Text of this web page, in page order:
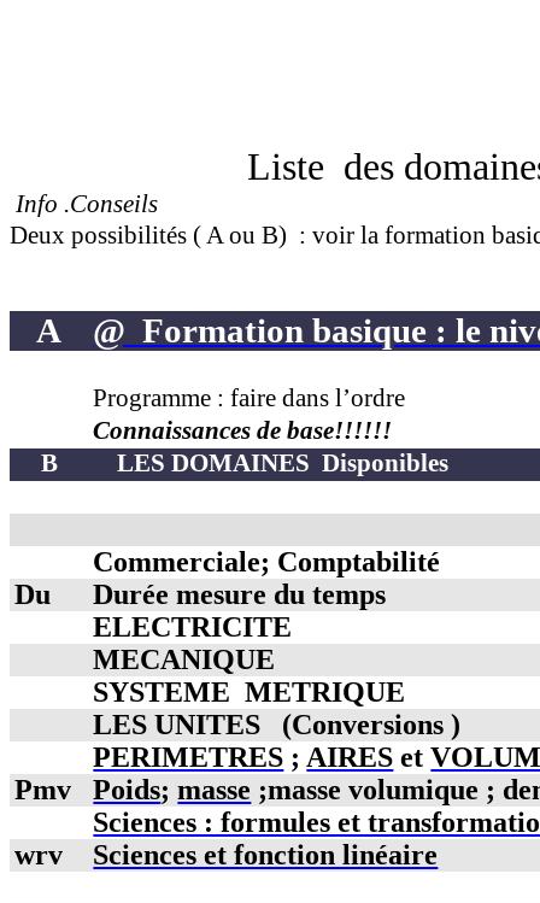
Liste des
Info .Conseils
Deux possibilités ( A ou B) : voir la formation
A @ Formation basique : le
Programme : faire dans l’ordre
Connaissances de base!!!!!!
B
LES DOMAINES Disponibles
Commerciale; Comptabilité
Du
Durée mesure du temps
ELECTRICITE
MECANIQUE
SYSTEME METRIQUE
LES UNITES
(Conversions )
PERIMETRES ; AIRES et
Pmv
Poids;masse ;masse volumique ;
Sciences : formules et
wrv
Sciences et fonction linéaire